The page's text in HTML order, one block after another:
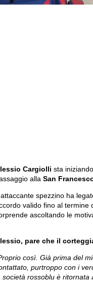
Cargiolli sta
alla San
spezzino ha
valido fino al termine
ascoltando le
pare che il
così. Già prima del
purtroppo con i
società rossoblu è ritornata